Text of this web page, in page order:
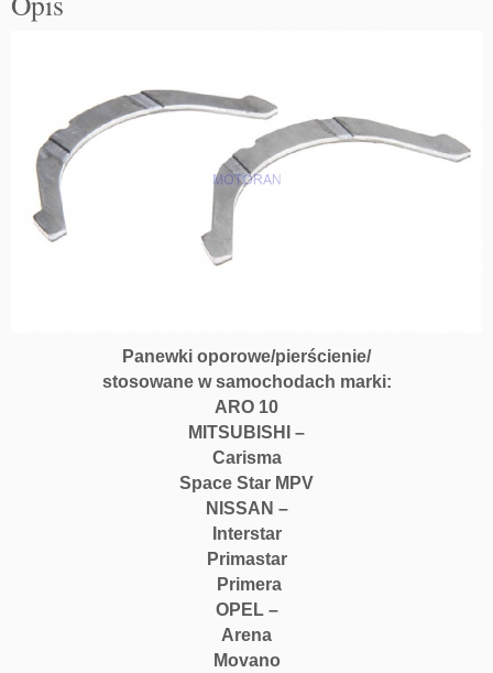
Panewki oporowe/pierścienie/
stosowane w samochodach marki:
ARO 10
MITSUBISHI –
Carisma
Space Star MPV
NISSAN –
Interstar
Primastar
Primera
OPEL –
Arena
Movano